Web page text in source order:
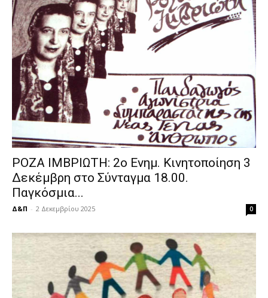
ΡΟΖΑ ΙΜΒΡΙΩΤΗ: 2ο Ενημ. Κινητοποίηση 3
Δεκέμβρη στο Σύνταγμα 18.00.
Παγκόσμια...
Δ&Π - 2 Δεκεμβρίου 2025 0